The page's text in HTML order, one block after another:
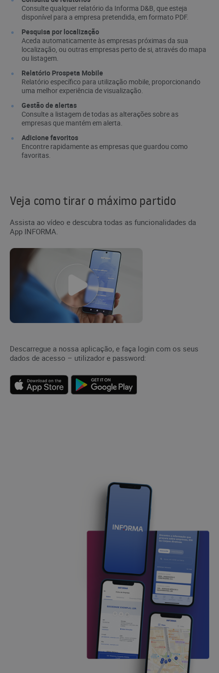
Consulte qualquer relatório da Informa D&B, que esteja
disponível para a empresa pretendida, em formato PDF.
Pesquisa por localização
Aceda automaticamente às empresas próximas da sua
localização, ou outras empresas perto de si, através do mapa
ou listagem.
Relatório Prospeta Mobile
Relatório específico para utilização mobile, proporcionando
uma melhor experiência de visualização.
Gestão de alertas
Consulte a listagem de todas as alterações sobre as
empresas que mantém em alerta.
Adicione favoritos
Encontre rapidamente as empresas que guardou como
favoritas.
Veja como tirar o máximo partido
Assista ao vídeo e descubra todas as funcionalidades da
App INFORMA.
Descarregue a nossa aplicação, e faça login com os seus
dados de acesso – utilizador e password: